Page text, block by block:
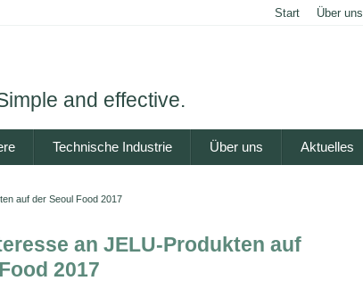
Start Über uns
and effective.
Technische Industrie Über uns Aktuelles
auf der Seoul Food 2017
an JELU-Produkten auf
2017